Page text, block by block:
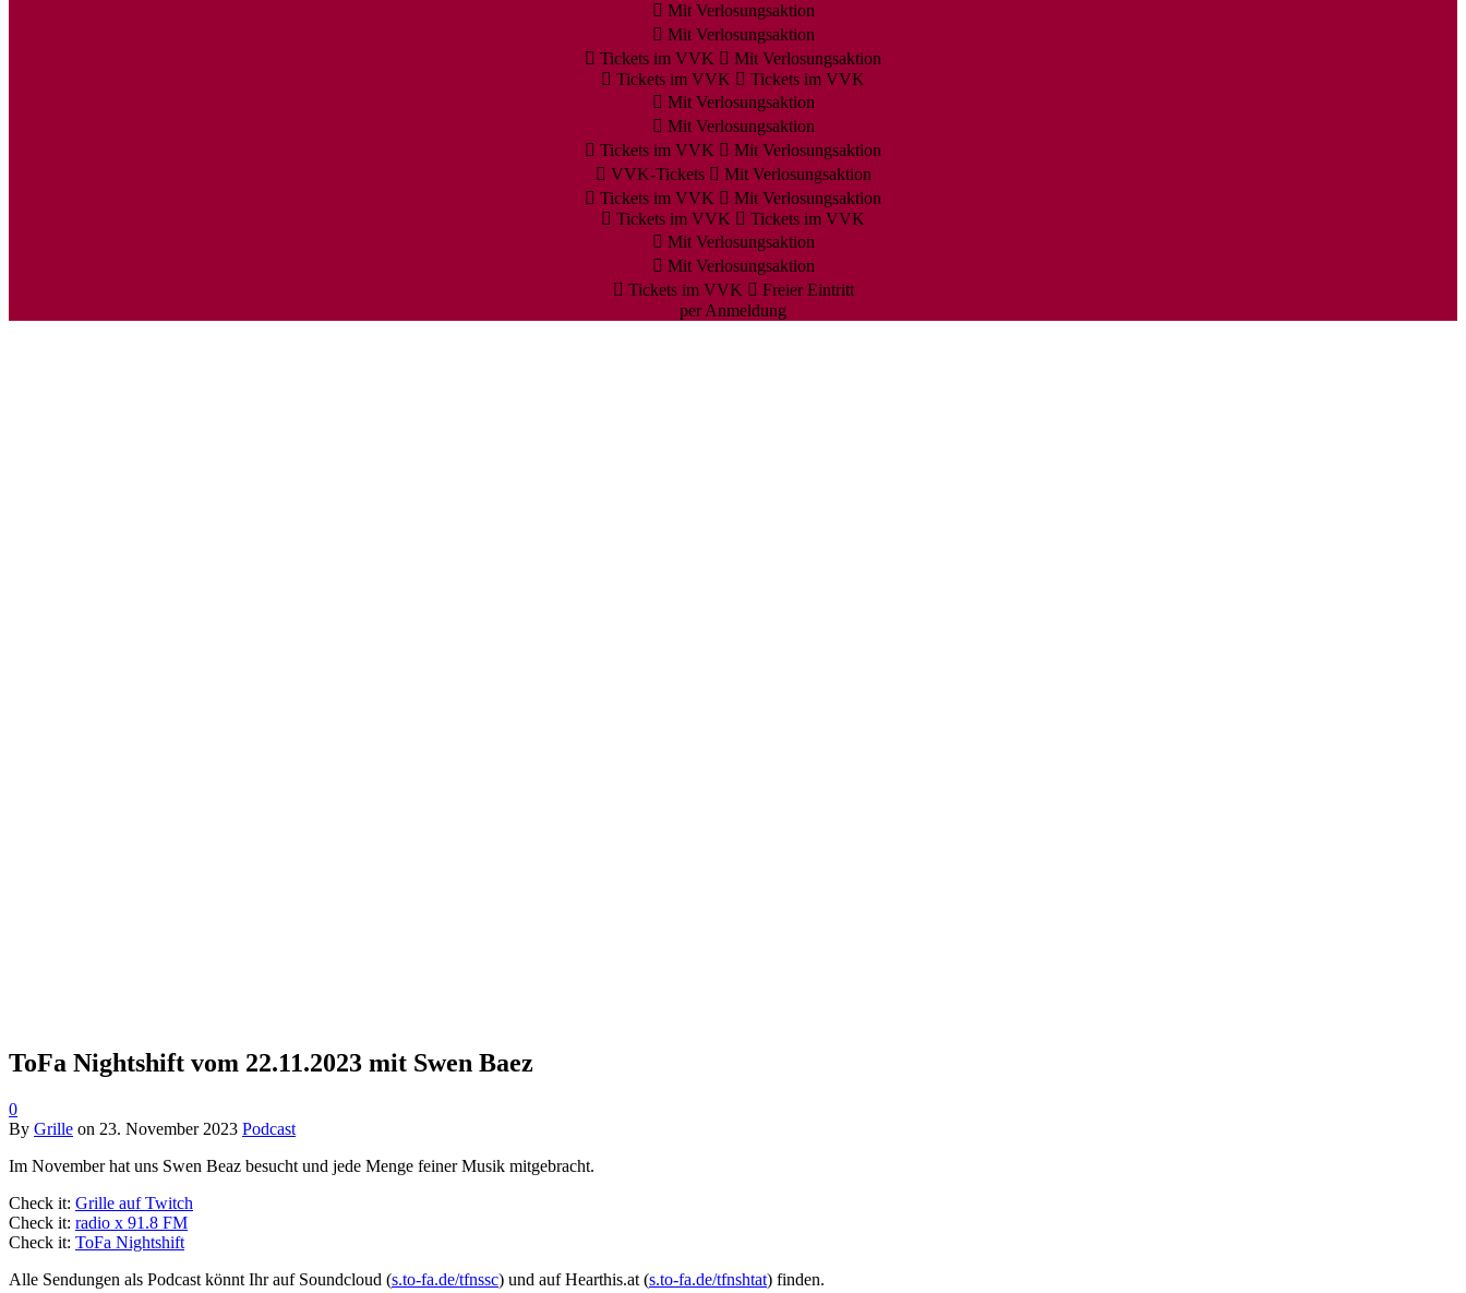
Mit Verlosungsaktion
Mit Verlosungsaktion
Tickets im VVK
Mit Verlosungsaktion
Tickets im VVK
Tickets im VVK
Mit Verlosungsaktion
Mit Verlosungsaktion
Tickets im VVK
Mit Verlosungsaktion
VVK-Tickets
Mit Verlosungsaktion
Tickets im VVK
Mit Verlosungsaktion
Tickets im VVK
Tickets im VVK
Mit Verlosungsaktion
Mit Verlosungsaktion
Tickets im VVK
Freier Eintritt
per Anmeldung
ToFa Nightshift vom 22.11.2023 mit Swen Baez
0
By Grille on 23. November 2023 Podcast
Im November hat uns Swen Beaz besucht und jede Menge feiner Musik mitgebracht.
Check it: Grille auf Twitch
Check it: radio x 91.8 FM
Check it: ToFa Nightshift
Alle Sendungen als Podcast könnt Ihr auf Soundcloud (s.to-fa.de/tfnssc) und auf Hearthis.at (s.to-fa.de/tfnshtat) finden.